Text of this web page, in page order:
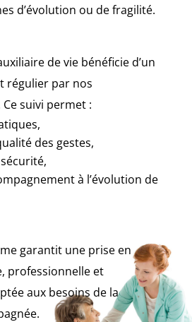
d’évolution ou de fragilité.
de vie bénéficie d’un
régulier par nos
suivi permet :
des gestes,
à l’évolution de
garantit une prise en
professionnelle et
aux besoins de la